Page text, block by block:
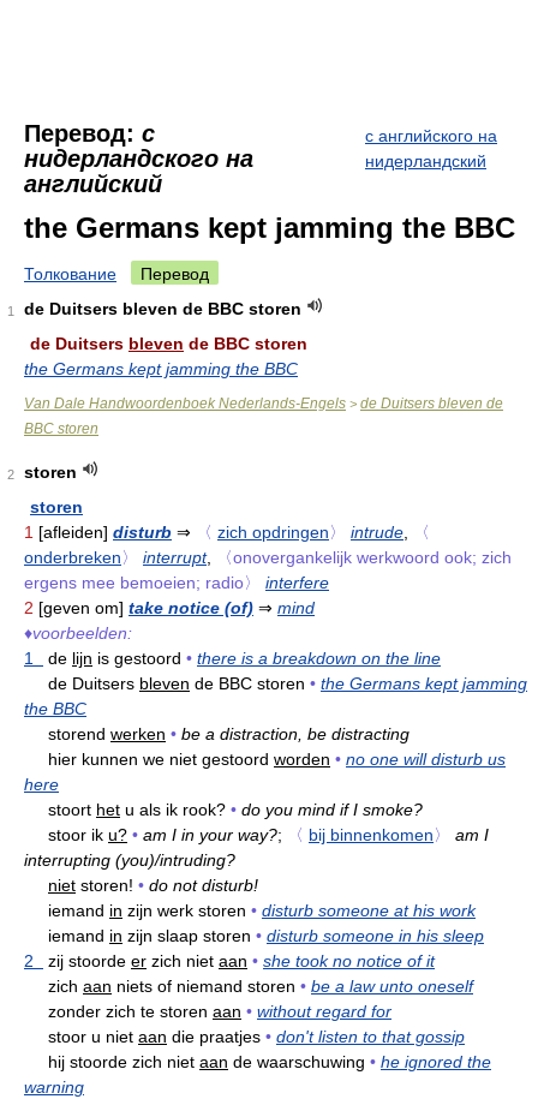
Перевод: с
нидерландского на
английский
с английского на
нидерландский
the Germans kept jamming the BBC
Толкование Перевод
1
de Duitsers bleven de BBC storen
de Duitsers bleven de BBC storen
the Germans kept jamming the BBC
Van Dale Handwoordenboek Nederlands-Engels > de Duitsers bleven de
BBC storen
2
storen
storen
1 [afleiden] disturb ⇒ 〈 zich opdringen〉 intrude
〈
onderbreken〉 interrupt,
〈onovergankelijk werkwoord ook; zich
ergens mee bemoeien; radio〉
interfere
2 [geven om] take notice (of) ⇒ mind
♦voorbeelden:
1
de lijn is gestoord • there is a breakdown on the line
de Duitsers bleven de BBC storen • the Germans kept jamming
the BBC
storend werken • be a distraction, be distracting
hier kunnen we niet gestoord worden • no one will disturb us
here
stoort het u als ik rook? • do you mind if I smoke?
stoor ik u? • am I in your way?; 〈 bij binnenkomen〉
am I
interrupting (you)/intruding?
niet storen! • do not disturb!
iemand in zijn werk storen • disturb someone at his work
iemand in zijn slaap storen • disturb someone in his sleep
2
zij stoorde er zich niet aan • she took no notice of it
zich aan niets of niemand storen • be a law unto oneself
zonder zich te storen aan • without regard for
stoor u niet aan die praatjes • don't listen to that gossip
hij stoorde zich niet aan de waarschuwing • he ignored the
warning